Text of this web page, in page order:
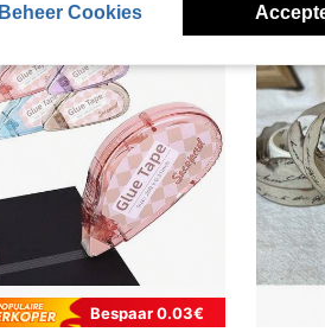
Bespaar 0.03€
Beheer Cookies